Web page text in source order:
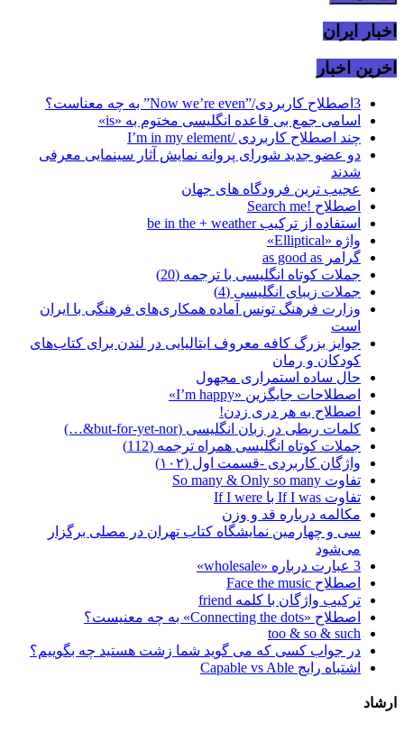
اخبار ایران
اخرین اخبار
3اصطلاح کاربردی/”Now we’re even” به چه معناست؟
اسامی جمع بی قاعده انگلیسی مختوم به «is»
چند اصطلاح کاربردی /I’m in my element
دو عضو جدید شورای پروانه نمایش آثار سینمایی معرفی
شدند
عجیب ترین فرودگاه های جهان
اصطلاح !Search me
استفاده از ترکیب be in the + weather
واژه «Elliptical»
گرامر as good as
جملات کوتاه انگلیسی با ترجمه (20)
جملات زیبای انگلیسی (4)
وزارت فرهنگ تونس آماده همکاری‌های فرهنگی با ایران
است
جوایز بزرگ کافه معروف ایتالیایی در لندن برای کتاب‌های
کودکان و رمان
حال ساده استمراری مجهول
اصطلاحات جایگزین «I’m happy»
اصطلاح به هر دری زدن!
کلمات ربطی در زبان انگلیسی (but-for-yet-nor&…)
جملات کوتاه انگلیسی همراه ترجمه (112)
واژگان کاربردی -قسمت اول (۱۰۲)
تفاوت So many & Only so many
تفاوت If I was با If I were
مکالمه درباره قد و وزن
سی و چهارمین نمایشگاه کتاب تهران در مصلی برگزار
می‌شود
3 عبارت درباره «wholesale»
اصطلاح Face the music
ترکیب واژگان با کلمه friend
اصطلاح «Connecting the dots» به چه معنیست؟
too & so & such
در جواب کسی که می گوید شما زشت هستید چه بگوییم؟
اشتباه رایج Capable vs Able
ارشاد